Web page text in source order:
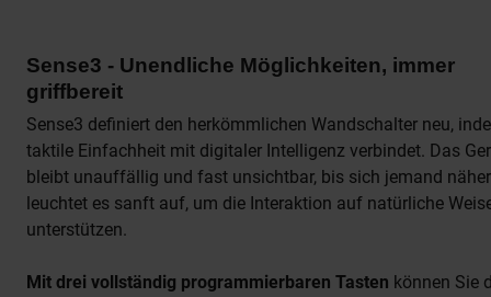
Sense3 - Unendliche Möglichkeiten, immer
griffbereit
Sense3 definiert den herkömmlichen Wandschalter neu,
taktile Einfachheit mit digitaler Intelligenz verbindet. Das
bleibt unauffällig und fast unsichtbar, bis sich jemand
leuchtet es sanft auf, um die Interaktion auf natürliche
unterstützen.
Mit drei vollständig programmierbaren Tasten können Sie